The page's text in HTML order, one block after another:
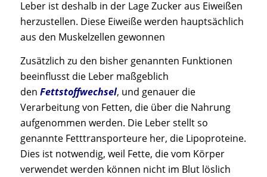
Leber ist deshalb in der Lage Zucker aus Eiweißen
herzustellen. Diese Eiweiße werden hauptsächlich
aus den Muskelzellen gewonnen
Zusätzlich zu den bisher genannten Funktionen
beeinflusst die Leber maßgeblich
den Fettstoffwechsel, und genauer die
Verarbeitung von Fetten, die über die Nahrung
aufgenommen werden. Die Leber stellt so
genannte Fetttransporteure her, die Lipoproteine.
Dies ist notwendig, weil Fette, die vom Körper
verwendet werden können nicht im Blut löslich